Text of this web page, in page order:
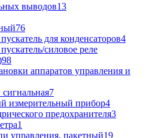
выводов13
76
для конденсаторов4
силовое реле
98
аппаратов управления и
7
измерительный прибор4
предохранителя3
1
управления, пакетный19